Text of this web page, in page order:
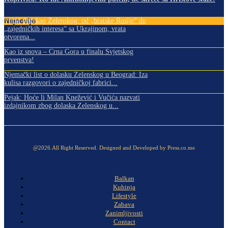
Najnovije
Vučić dočekao Zelenskog: od „bratske Rusije“ do
„zajedničkih interesa“ sa Ukrajinom, vrata
otvorena...
Kao iz snova – Crna Gora u finalu Svjetskog
prvenstva!
Njemački list o dolasku Zelenskog u Beograd: Iza
kulisa razgovori o zajedničkoj fabrici...
Pejak: Hoće li Milan Knežević i Vučića nazvati
izdajnikom zbog dolaska Zelenskog u...
@2026.All Right Reserved. Designed and Developed by Press.co.me
Balkan
Kuhinja
Lifestyle
Zabava
Zanimljivosti
Contact